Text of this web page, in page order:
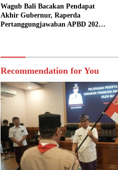
Wagub Bali Bacakan Pendapat
Akhir Gubernur, Raperda
Pertanggungjawaban APBD 2025
Recommendation for You